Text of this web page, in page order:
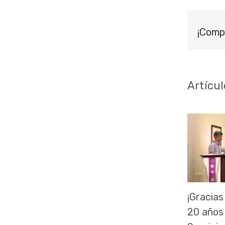
20